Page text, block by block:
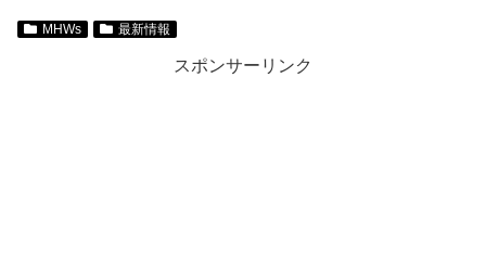
MHWs 最新情報
スポンサーリンク